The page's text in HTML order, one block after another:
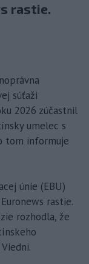
rastie.
súťaži
2026 zúčastnil
umelec s
tom informuje
únie (EBU)
rastie.
rozhodla, že